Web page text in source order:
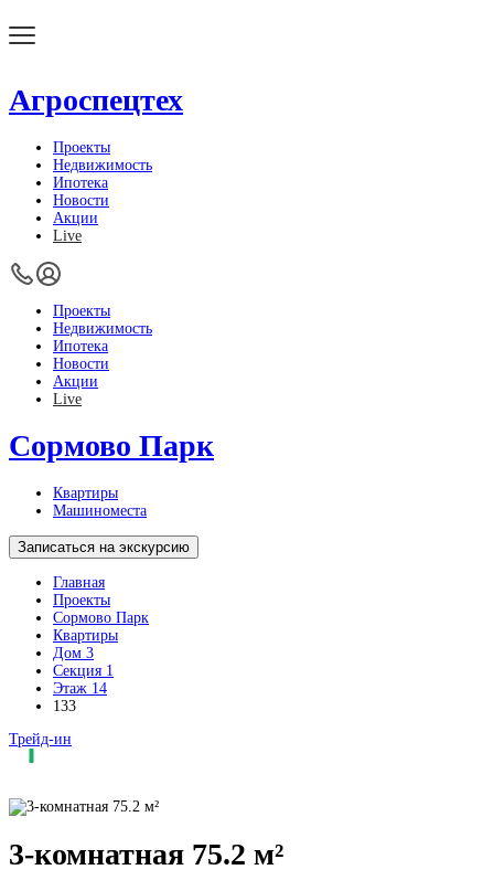
Агроспецтех
Проекты
Недвижимость
Ипотека
Новости
Акции
Live
Проекты
Недвижимость
Ипотека
Новости
Акции
Live
Сормово Парк
Квартиры
Машиноместа
Записаться на экскурсию
Главная
Проекты
Сормово Парк
Квартиры
Дом 3
Секция 1
Этаж 14
133
Трейд-ин
3-комнатная 75.2 м²